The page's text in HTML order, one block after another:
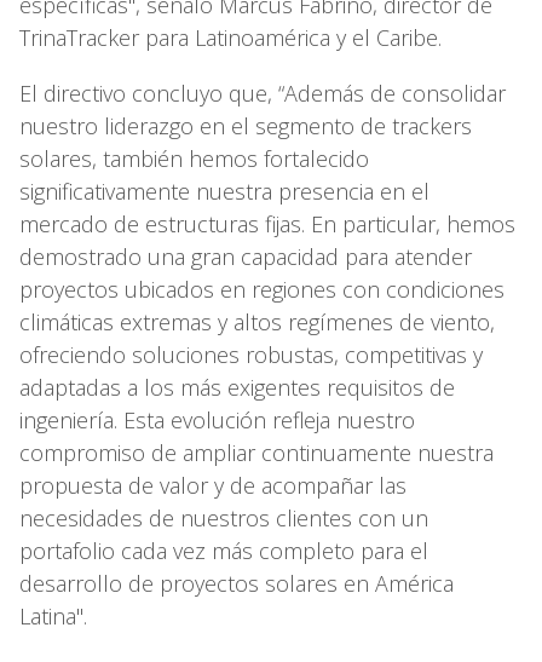
TrinaTracker para Latinoamérica y el Caribe.
El directivo concluyo que, “Además de consolidar
nuestro liderazgo en el segmento de trackers
solares, también hemos fortalecido
significativamente nuestra presencia en el
mercado de estructuras fijas. En particular, hemos
demostrado una gran capacidad para atender
proyectos ubicados en regiones con condiciones
climáticas extremas y altos regímenes de viento,
ofreciendo soluciones robustas, competitivas y
adaptadas a los más exigentes requisitos de
ingeniería. Esta evolución refleja nuestro
compromiso de ampliar continuamente nuestra
propuesta de valor y de acompañar las
necesidades de nuestros clientes con un
portafolio cada vez más completo para el
desarrollo de proyectos solares en América
Latina".